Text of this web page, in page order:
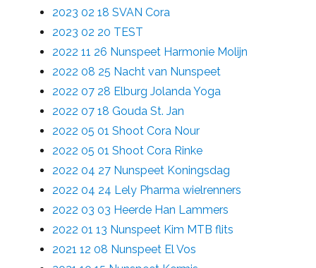
2023 02 18 SVAN Cora
2023 02 20 TEST
2022 11 26 Nunspeet Harmonie Molijn
2022 08 25 Nacht van Nunspeet
2022 07 28 Elburg Jolanda Yoga
2022 07 18 Gouda St. Jan
2022 05 01 Shoot Cora Nour
2022 05 01 Shoot Cora Rinke
2022 04 27 Nunspeet Koningsdag
2022 04 24 Lely Pharma wielrenners
2022 03 03 Heerde Han Lammers
2022 01 13 Nunspeet Kim MTB flits
2021 12 08 Nunspeet El Vos